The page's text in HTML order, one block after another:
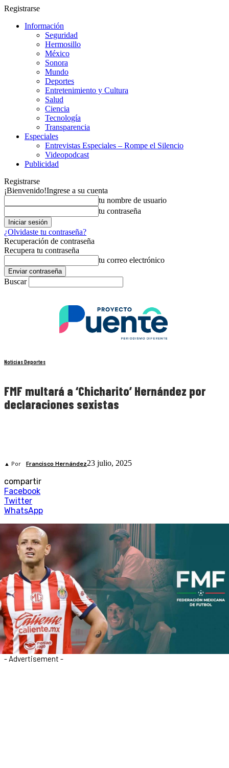
Registrarse
Información
Seguridad
Hermosillo
México
Sonora
Mundo
Deportes
Entretenimiento y Cultura
Salud
Ciencia
Tecnología
Transparencia
Especiales
Entrevistas Especiales – Rompe el Silencio
Videopodcast
Publicidad
Registrarse
¡Bienvenido!Ingrese a su cuenta
tu nombre de usuario
tu contraseña
¿Olvidaste tu contraseña?
Recuperación de contraseña
Recupera tu contraseña
tu correo electrónico
Buscar
Noticias Deportes
FMF multará a ‘Chicharito’ Hernández por
declaraciones sexistas
▲ Por Francisco Hernández23 julio, 2025
compartir
Facebook
Twitter
WhatsApp
- Advertisement -